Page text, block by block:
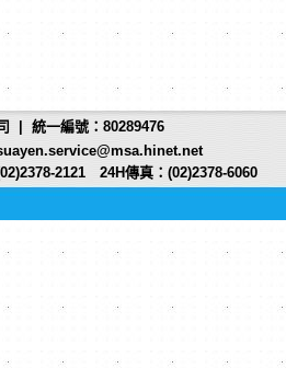
| 統一編號：80289476
2121 24H傳真：(02)2378-6060